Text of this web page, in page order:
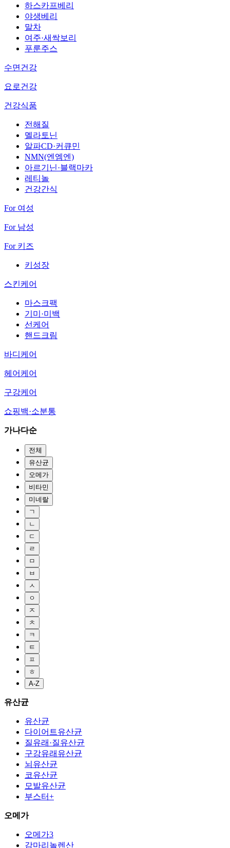
하스카프베리
야생베리
말차
여주·새싹보리
푸룬주스
수면건강
요로건강
건강식품
전해질
멜라토닌
알파CD·커큐민
NMN(엔엠엔)
아르기닌·블랙마카
레티놀
건강간식
For 여성
For 남성
For 키즈
키성장
스킨케어
마스크팩
기미·미백
선케어
핸드크림
바디케어
헤어케어
구강케어
쇼핑백·소분통
가나다순
전체
유산균
오메가
비타민
미네랄
ㄱ
ㄴ
ㄷ
ㄹ
ㅁ
ㅂ
ㅅ
ㅇ
ㅈ
ㅊ
ㅋ
ㅌ
ㅍ
ㅎ
A-Z
유산균
유산균
다이어트유산균
질유래·질유산균
구강유래유산균
뇌유산균
코유산균
모발유산균
부스터+
오메가
오메가3
감마리놀렌산